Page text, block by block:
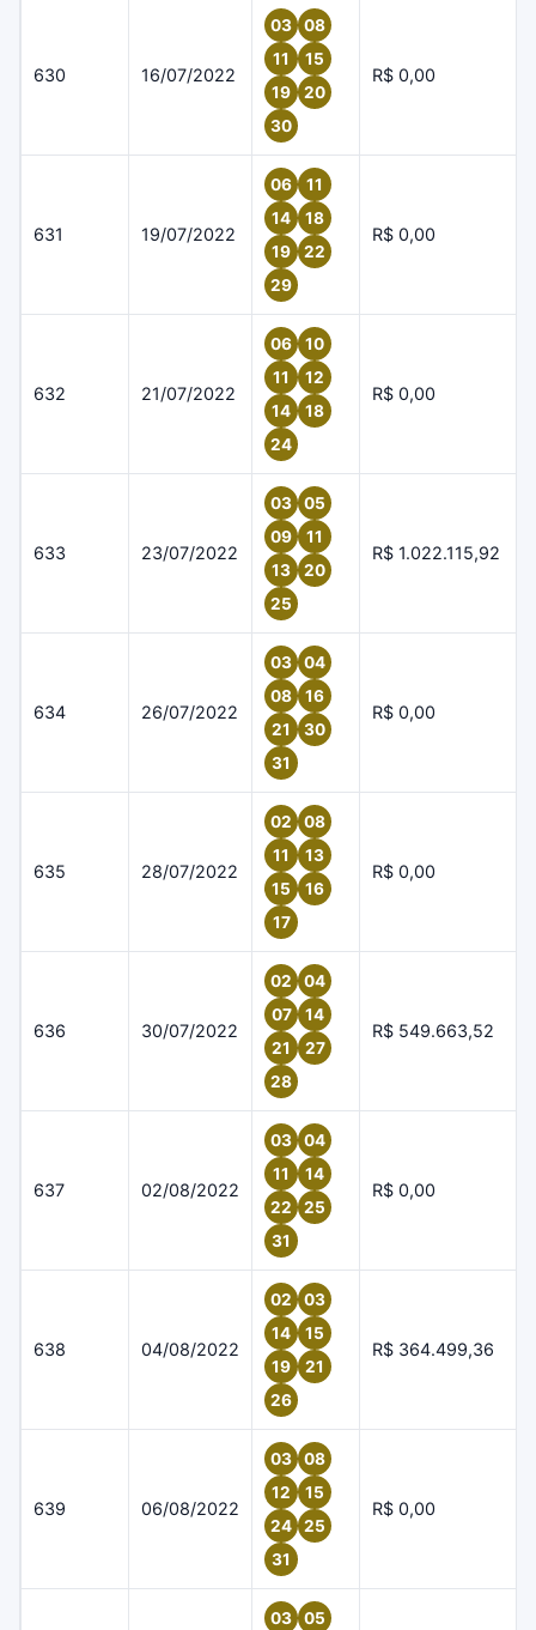
630 16/07/2022
03
08
11
15
19
20
30
R$ 0,00
631 19/07/2022
06
11
14
18
19
22
29
R$ 0,00
632 21/07/2022
06
10
11
12
14
18
24
R$ 0,00
633 23/07/2022
03
05
09
11
13
20
25
R$ 1.022.115,92
634 26/07/2022
03
04
08
16
21
30
31
R$ 0,00
635 28/07/2022
02
08
11
13
15
16
17
R$ 0,00
636 30/07/2022
02
04
07
14
21
27
28
R$ 549.663,52
637 02/08/2022
03
04
11
14
22
25
31
R$ 0,00
638 04/08/2022
02
03
14
15
19
21
26
R$ 364.499,36
639 06/08/2022
03
08
12
15
24
25
31
R$ 0,00
03
05